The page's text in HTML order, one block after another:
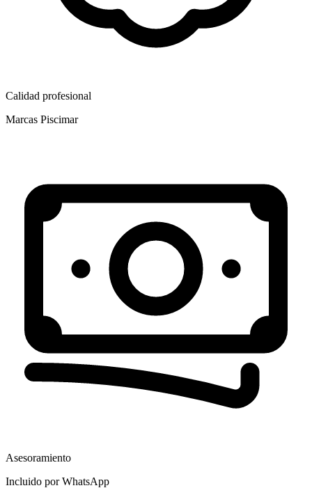
Calidad profesional
Marcas Piscimar
Asesoramiento
Incluido por WhatsApp